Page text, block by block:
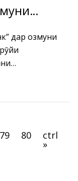
дар озмуни
79 80 ctrl
»